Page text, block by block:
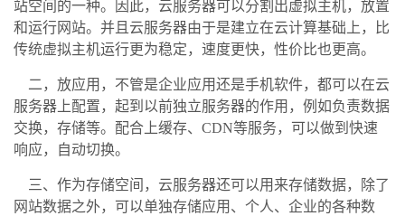
站空间的一种。因此，云服务器可以分割出虚拟主机，放置
和运行网站。并且云服务器由于是建立在云计算基础上，比
传统虚拟主机运行更为稳定，速度更快，性价比也更高。
二，放应用，不管是企业应用还是手机软件，都可以在云
服务器上配置，起到以前独立服务器的作用，例如负责数据
交换，存储等。配合上缓存、 CDN等服务，可以做到快速
响应，自动切换。
三、作为存储空间，云服务器还可以用来存储数据，除了
网站数据之外，可以单独存储应用、个人、企业的各种数